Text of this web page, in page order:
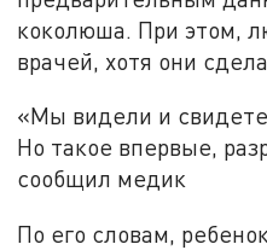
коколюша. При этом,
врачей, хотя они
«Мы видели и
Но такое впервые,
сообщил медик
По его словам,